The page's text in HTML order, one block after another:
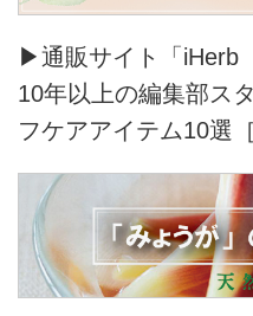
▶通販サイト「iHerb
10年以上の編集部ス
フケアアイテム10選［